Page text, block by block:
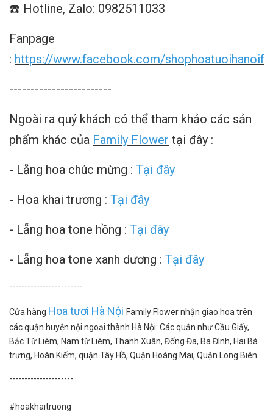
☎️ Hotline, Zalo: 0982511033
Fanpage
: https://www.facebook.com/
------------------------
Ngoài ra quý khách có thể tham khảo các sản
phẩm khác của Family Flower tại đây :
- Lẵng hoa chúc mừng : Tại đây
- Hoa khai trương : Tại đây
- Lẵng hoa tone hồng : Tại đây
- Lẵng hoa tone xanh dương : Tại đây
------------------------
Cửa hàng Hoa tươi Hà Nội Family Flower nhận giao hoa trên
các quận huyện nội ngoại thành Hà Nội: Các quận như Cầu Giấy,
Bắc Từ Liêm, Nam từ Liêm, Thanh Xuân, Đống Đa, Ba Đình, Hai Bà
trưng, Hoàn Kiếm, quận Tây Hồ, Quận Hoàng Mai, Quận Long Biên
---------------------
#hoakhaitruong